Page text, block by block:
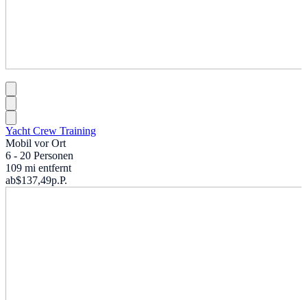
Yacht Crew Training
Mobil vor Ort
6 - 20 Personen
109 mi entfernt
ab$137,49p.P.